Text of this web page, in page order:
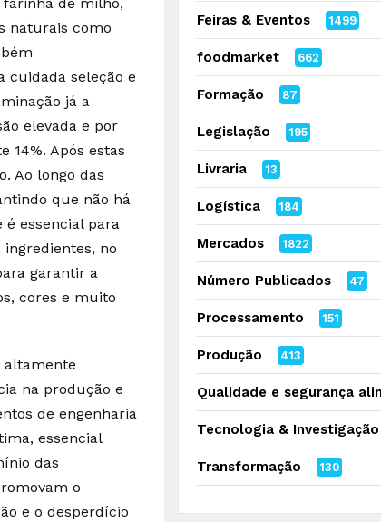
naturais como
cuidada seleção e
já a
elevada e por
14%. Após estas
Ao longo das
que não há
essencial para
no
garantir a
cores e muito
altamente
na produção e
de engenharia
essencial
das
o
e o desperdício
Feiras & Eventos 1499
foodmarket 662
Formação 87
Legislação 195
Livraria 13
Logística 184
Mercados 1822
Número Publicados 47
Processamento 151
Produção 413
Qualidade e segurança
Tecnologia & Investigação
Transformação 130